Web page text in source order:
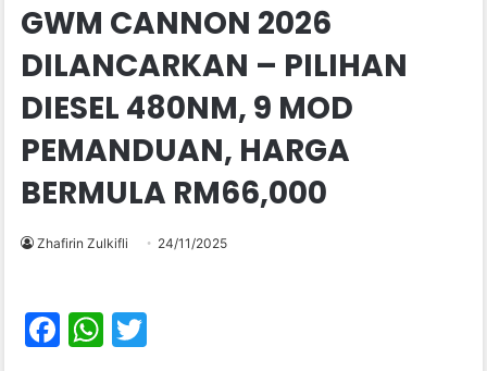
GWM CANNON 2026
DILANCARKAN – PILIHAN
DIESEL 480NM, 9 MOD
PEMANDUAN, HARGA
BERMULA RM66,000
Zhafirin Zulkifli 24/11/2025
F
W